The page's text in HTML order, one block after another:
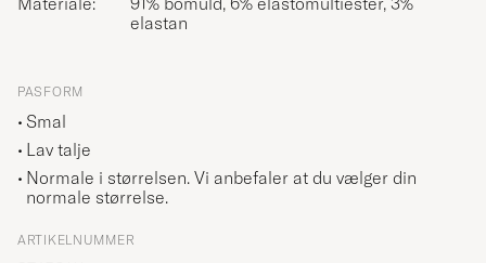
elastan
PASFORM
Smal
Lav talje
Normale i størrelsen. Vi anbefaler at du vælger din
normale størrelse.
ARTIKELNUMMER